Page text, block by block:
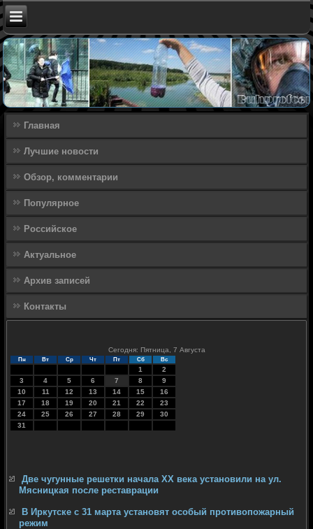
Главная
Лучшие новости
Обзор, комментарии
Популярное
Российское
Актуальное
Архив записей
Контакты
Сегодня: Пятница, 7 Августа
Пн Вт Ср Чт Пт Сб Вс
1
2
3
4 5 6 7 8
9
10
11 12 13 14 15
16
17
18 19 20 21 22
23
24
25 26 27 28 29
30
31
Две чугунные решетки начала XX века установили на ул.
Мясницкая после реставрации
В Иркутске с 31 марта установят особый противопожарный
режим